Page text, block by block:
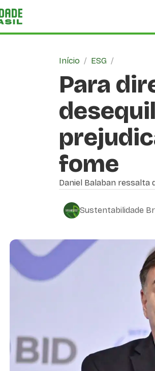
Início / ESG /
Para
fome
Daniel Balaban ressalta
Sustentabilidade